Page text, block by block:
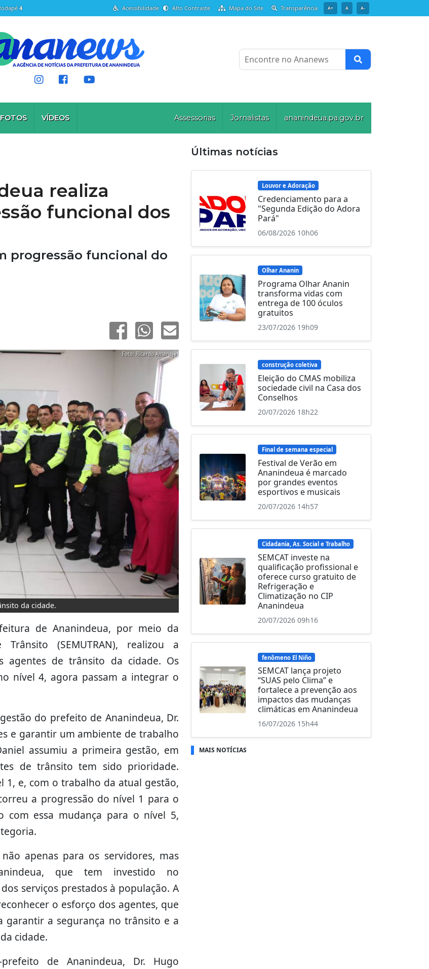
4 Acessibilidade Alto Contraste Mapa do Site Transparência A+ A A-
Encontre no Ananews
FOTOS VÍDEOS Assessorias Jornalistas ananindeua.pa.gov.br
realiza
funcional dos
progressão funcional do
da cidade.
Foto: Ricardo Amanajá
de Ananindeua, por meio da
(SEMUTRAN), realizou a
agentes de trânsito da cidade. Os
nível 4, agora passam a integrar o
do prefeito de Ananindeua, Dr.
e garantir um ambiente de trabalho
assumiu a primeira gestão, em
de trânsito tem sido prioridade.
1, e, com o trabalho da atual gestão,
a progressão do nível 1 para o
essa mudança para o nível 5,
apenas para os servidores, mas
que tem investido no
serviços prestados à população. A
o esforço dos agentes, que
garantir a segurança no trânsito e a
cidade.
prefeito de Ananindeua, Dr. Hugo
Últimas notícias
Louvor e Adoração
Credenciamento para a
"Segunda Edição do Adora
Pará"
06/08/2026 10h06
Olhar Ananin
Programa Olhar Ananin
transforma vidas com
entrega de 100 óculos
gratuitos
23/07/2026 19h09
construção coletiva
Eleição do CMAS mobiliza
sociedade civil na Casa dos
Conselhos
20/07/2026 18h22
Final de semana especial
Festival de Verão em
Ananindeua é marcado
por grandes eventos
esportivos e musicais
20/07/2026 14h57
Cidadania, As. Social e Trabalho
SEMCAT investe na
qualificação profissional e
oferece curso gratuito de
Refrigeração e
Climatização no CIP
Ananindeua
20/07/2026 09h16
fenômeno El Niño
SEMCAT lança projeto
“SUAS pelo Clima” e
fortalece a prevenção aos
impactos das mudanças
climáticas em Ananindeua
16/07/2026 15h44
MAIS NOTÍCIAS